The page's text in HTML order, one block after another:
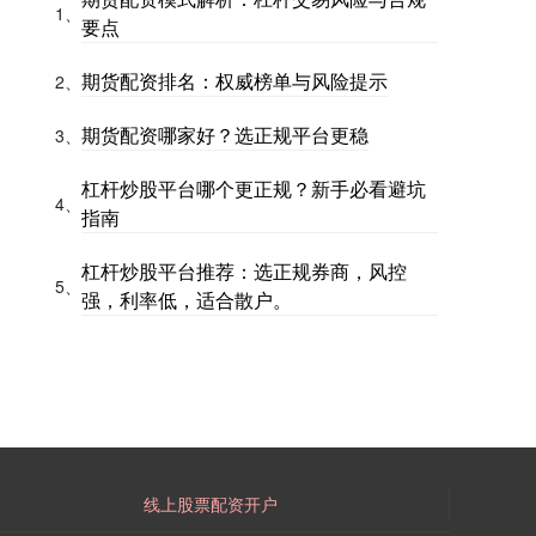
1、 要点
2、 期货配资排名：权威榜单与风险提示
3、 期货配资哪家好？选正规平台更稳
4、
杠杆炒股平台哪个更正规？新手必看避坑
指南
5、
杠杆炒股平台推荐：选正规券商，风控
强，利率低，适合散户。
线上股票配资开户